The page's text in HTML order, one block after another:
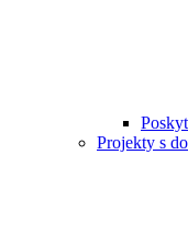
Projekty s